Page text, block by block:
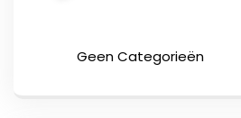
Geen Categorieën